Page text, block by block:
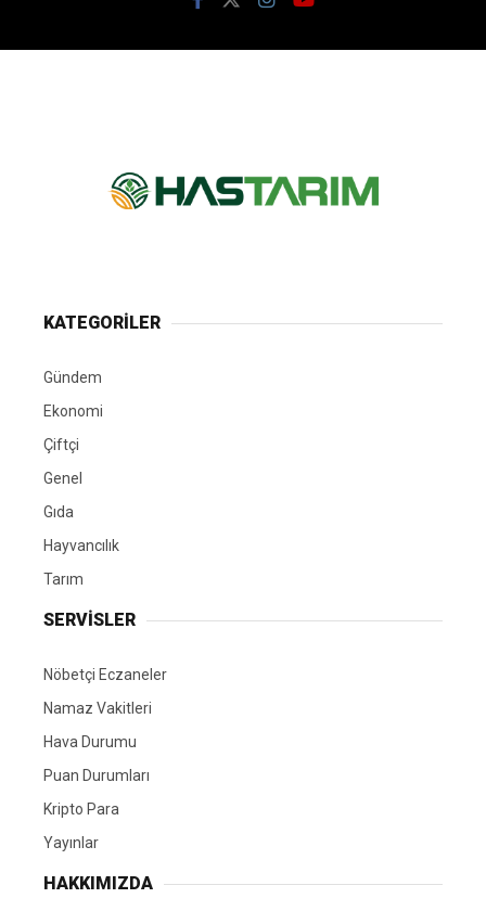
KATEGORİLER
Gündem
Ekonomi
Çiftçi
Genel
Gıda
Hayvancılık
Tarım
SERVİSLER
Nöbetçi Eczaneler
Namaz Vakitleri
Hava Durumu
Puan Durumları
Kripto Para
Yayınlar
HAKKIMIZDA